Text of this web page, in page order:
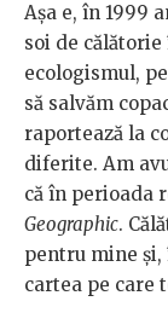
Așa e, în 1999
soi de
ecologismul,
să salvăm
raportează la
diferite. Am
că în perioada
Geographic.
pentru mine
cartea pe care